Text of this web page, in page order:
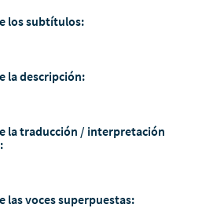
los subtítulos:
la descripción:
la traducción / interpretación
las voces superpuestas: